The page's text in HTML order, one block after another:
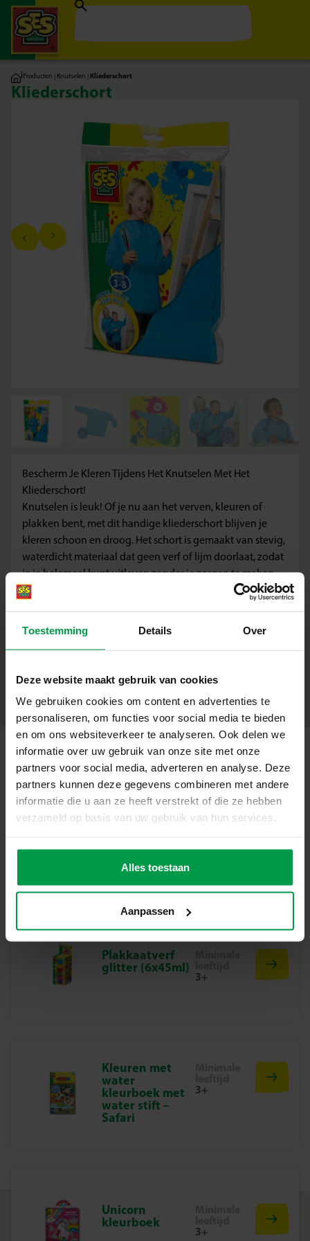
Toestemming Details Over
Deze website maakt gebruik van cookies
We gebruiken cookies om content en advertenties te
personaliseren, om functies voor social media te bieden
en om ons websiteverkeer te analyseren. Ook delen we
informatie over uw gebruik van onze site met onze
partners voor social media, adverteren en analyse. Deze
partners kunnen deze gegevens combineren met andere
informatie die u aan ze heeft verstrekt of die ze hebben
verzameld op basis van uw gebruik van hun services.
Alles toestaan
Aanpassen
|Producten | Knutselen | Kliederschort
Kliederschort
Bescherm Je Kleren Tijdens Het Knutselen Met Het
Kliederschort!
Knutselen is leuk! Of je nu aan het verven, kleuren of
plakken bent, met dit handige kliederschort blijven je
kleren schoon en droog. Het schort is gemaakt van stevig,
waterdicht materiaal dat geen verf of lijm doorlaat, zodat
je je helemaal kunt uitleven zonder je zorgen te maken
over vlekken.
– Lekt niet door: waterdicht en beschermend
– Geen geknoei bij de mouwen, sluit goed aan bij de
polsen door de elastieken band
Laat Je Creativiteit Vrij Met Het Kliederschort
Met dit kliederschort kunnen kinderen hun creativiteit de
vrije loop laten zonder dat ouders zich zorgen hoeven te
maken over vlekken op kleding. Ideaal voor alle
knutselprojecten, groot en klein!
Inhoud van de verpakking:
– 1 kliederschort met pasmaat voor kinderen van 3 tot 8
Bij SES Creative vinden we veiligheid erg belangrijk.
Daarom worden de producten geproduceerd en getest in
de fabriek in Nederland, volgens de strengste Europese
voor plezier en is erop gericht dat kinderen trots kunnen
zijn op hun werk, wat de creativiteit en ontwikkeling
stimuleert.
Haal Het Kliederschort Vandaag Nog In Huis!
+
Productnummer
14571
Deel dit product
Gerelateerde producten
Penselenset 3
3+
Plakkaatverf
glitter (6x45ml)
3+
Kleuren met
water
kleurboek met
water stift –
Safari
3+
Unicorn
kleurboek
3+